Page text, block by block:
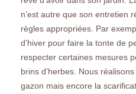
n’est autre que son entretien
règles appropriées. Par
d’hiver pour faire la tonte de
respecter certaines mesures
brins d’herbes. Nous
gazon mais encore la